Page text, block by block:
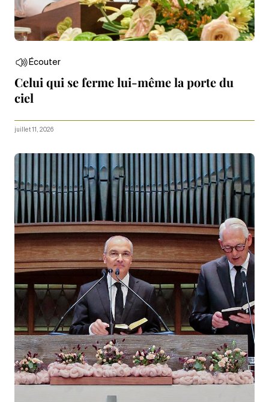
Écouter
Celui qui se ferme lui-même la porte du
ciel
juillet 11, 2026